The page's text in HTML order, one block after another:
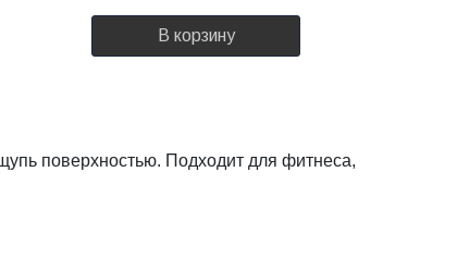
В корзину
поверхностью. Подходит для фитнеса,